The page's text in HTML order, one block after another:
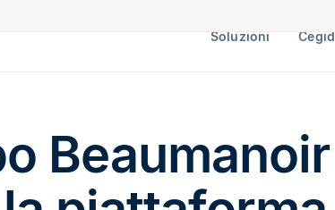
Soluzioni Cegid
Beaumanoir